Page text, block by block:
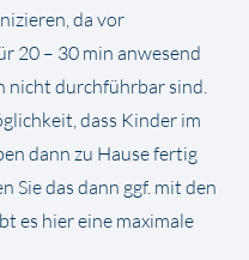
da vor
20 – 30 min anwesend
nicht durchführbar sind.
dass Kinder im
dann zu Hause fertig
Sie das dann ggf. mit den
es hier eine maximale